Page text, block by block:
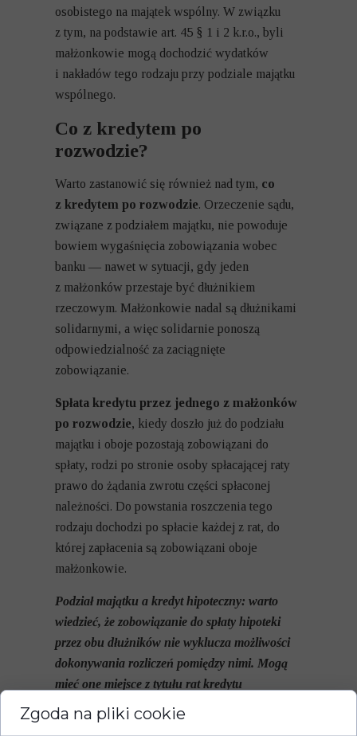
osobistego na majątek wspólny. W związku
z tym, na podstawie art. 45 § 1 i 2 k.r.o., byli
małżonkowie mogą dochodzić wydatków
i nakładów tego rodzaju przy podziale majątku
wspólnego.
Co z kredytem po
rozwodzie?
Warto zastanowić się również nad tym, co
z kredytem po rozwodzie. Orzeczenie sądu,
związane z podziałem majątku, nie powoduje
bowiem wygaśnięcia zobowiązania wobec
banku — nawet w sytuacji, gdy jeden
z małżonków przestaje być dłużnikiem
rzeczowym. Małżonkowie nadal są dłużnikami
solidarnymi, a więc solidarnie ponoszą
odpowiedzialność za zaciągnięte
zobowiązanie.
Spłata kredytu przez jednego z małżonków
po rozwodzie, kiedy doszło już do podziału
majątku i oboje pozostają zobowiązani do
spłaty, rodzi po stronie osoby spłacającej raty
prawo do żądania zwrotu części spłaconej
należności. Do powstania roszczenia tego
rodzaju dochodzi po spłacie każdej z rat, do
której zapłacenia są zobowiązani oboje
małżonkowie.
Podział majątku a kredyt hipoteczny: warto
wiedzieć, że zobowiązanie do spłaty hipoteki
przez obu dłużników nie wyklucza możliwości
dokonywania rozliczeń pomiędzy nimi. Mogą
mieć one miejsce z tytułu rat kredytu
spłaconych przez jednego z małżonków po
uprawomocnieniu się postanowienia o podziale
Zgoda na pliki cookie